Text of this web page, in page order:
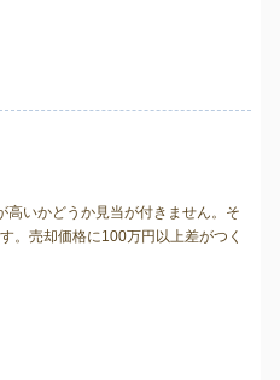
いかどうか見当が付きません。そ
。売却価格に100万円以上差がつく